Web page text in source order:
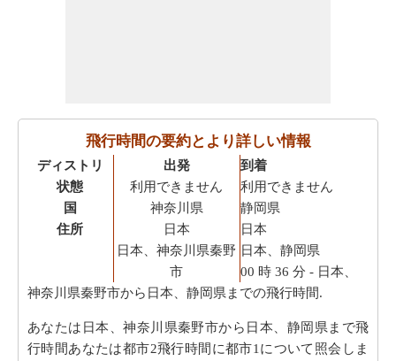
飛行時間の要約とより詳しい情報
ディストリ
状態
国
住所
出発
利用できません
神奈川県
日本
日本、神奈川県秦野
市
到着
利用できません
静岡県
日本
日本、静岡県
00 時 36 分- 日本、
神奈川県秦野市から日本、静岡県までの飛行時間.
あなたは日本、神奈川県秦野市から日本、静岡県まで飛
行時間あなたは都市2飛行時間に都市1について照会しま